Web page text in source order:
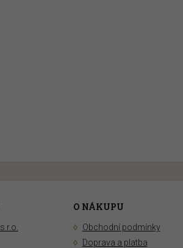
O NÁKUPU
Obchodní podmínky
Doprava a platba